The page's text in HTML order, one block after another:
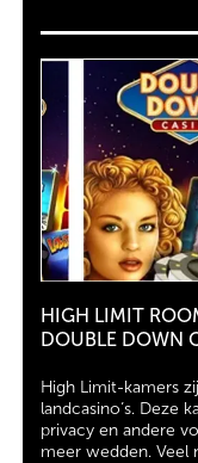
HIGH LIMIT
DOUBLE DOWN
High Limit-kamers
landcasino’s. Deze
privacy en andere
meer wedden. Veel